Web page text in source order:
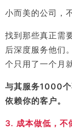
小而美的公司，
找到那些真正需
后深度服务他们
个只用了一个月
与其服务1000
依赖你的客户。
3. 成本做低，不